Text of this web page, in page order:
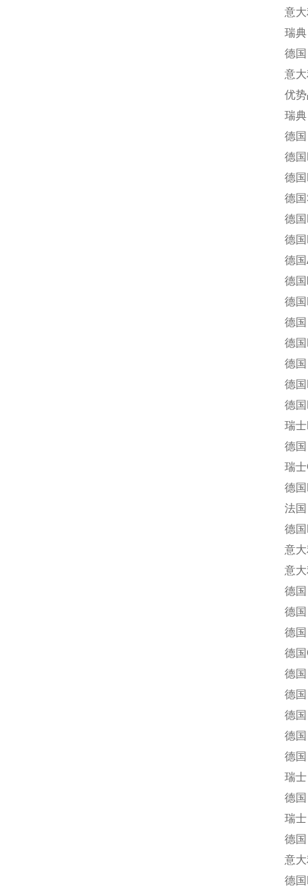
意大
瑞典
德国
意大
优势
瑞典
德国
德国
德国
德国
德国
德国
德国
德国
德国
德国
德国
德国
德国
德国
瑞士
德国
瑞士
德国
法国
德国
意大
意大
德国
德国
德国
德国
德国
德国
德国
德国
德国
瑞士
德国
瑞士
德国
意大
德国